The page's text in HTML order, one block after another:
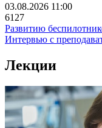
03.08.2026 11:00
6127
Развитию
Интервью с
Лекции